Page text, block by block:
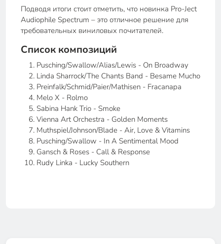
Подводя итоги стоит отметить, что новинка Pro-Ject
Audiophile Spectrum – это отличное решение для
требовательных виниловых почитателей.
Список композиций
Pusching/Swallow/Alias/Lewis - On Broadway
Linda Sharrock/The Chants Band - Besame Mucho
Preinfalk/Schmid/Paier/Mathisen - Fracanapa
Melo X - Rolmo
Sabina Hank Trio - Smoke
Vienna Art Orchestra - Golden Moments
Muthspiel/Johnson/Blade - Air, Love & Vitamins
Pusching/Swallow - In A Sentimental Mood
Gansch & Roses - Call & Response
Rudy Linka - Lucky Southern